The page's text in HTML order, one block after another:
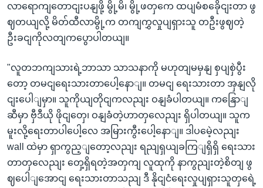
လာရောကျတောငျးပနျဖို့ မွို့မိ၊ မွို့ဖတှကေ ထပျမံစခေိုငျးတာ ဖွ
ဈတယျလို့ မိတ်ထီလာမွို့က တကျကွှလှုပျရှားသူ တဦးဖွဈတဲ့
ဦးခငျကိုလတျကပွောပါတယျ။
"လူတဘကျသားရဲ့ဘာသာ သာသနာကို မဟုတျမမှနျ စှပျစှဲပွီး
တော့ တမငျရေးသားတာပေါ့နောျ။ တမငျ ရေးသားတာ အှနျလို
ငျးပေါျမှာ။ သူကိုယျတိုငျကလညျး ဝနျခံပါတယျ။ ကနြောျ
ဆီမှာ ဗှီဒီယို ဖိုငျတှေ၊ ဝနျခံတဲ့ဟာတှလေညျး ရှိပါတယျ။ သူက
မူးလို့ရေးတာပါပေါ့လေ အမြားကွီးပေါ့နောျ။ ဒါပမေဲ့လညျး
wall ထဲမှာ ရှာကွည့ျတော့လညျး ရညျရှယျခကြျရှိရှိ ရေးသား
တာတှလေညျး တှေ့ရှိရတဲ့အတှကျ လူထုကို နာကွညျးတဲ့စိတျ ဖွ
ဈပေါျအောငျ ရေးသားတာသညျ ဒီ နိုငျငံရေးလှုပျရှားသူတှရေဲ့